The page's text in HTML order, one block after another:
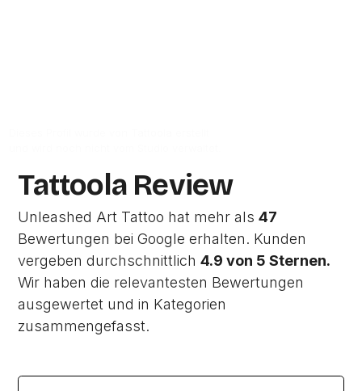
Tattoola Review
Unleashed Art Tattoo hat mehr als47
Bewertungen bei Google erhalten. Kunden
vergeben durchschnittlich4.9 von 5 Sternen.
Wir haben die relevantesten Bewertungen
ausgewertet und in Kategorien
zusammengefasst.